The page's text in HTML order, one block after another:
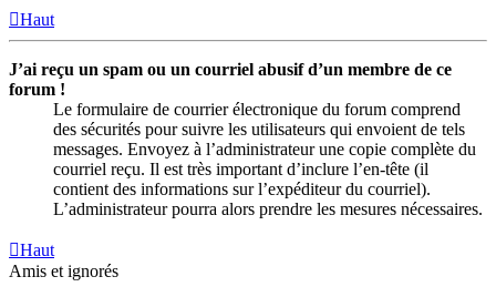
Haut
J’ai reçu un spam ou un courriel abusif d’un membre de ce
forum !
Le formulaire de courrier électronique du forum comprend
des sécurités pour suivre les utilisateurs qui envoient de tels
messages. Envoyez à l’administrateur une copie complète du
courriel reçu. Il est très important d’inclure l’en-tête (il
contient des informations sur l’expéditeur du courriel).
L’administrateur pourra alors prendre les mesures nécessaires.
Haut
Amis et ignorés